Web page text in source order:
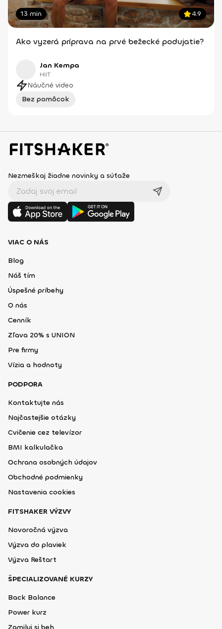
13 min 4.9
Ako vyzerá príprava na prvé bežecké podujatie?
Jan Kempa
HIIT
Náučné video
Bez pomôcok
Nezmeškaj žiadne novinky a súťaže
VIAC O NÁS
Blog
Náš tím
Úspešné príbehy
O nás
Cenník
Zľava 20% s UNION
Pre firmy
Vízia a hodnoty
PODPORA
Kontaktujte nás
Najčastejšie otázky
Cvičenie cez televízor
BMI kalkulačka
Ochrana osobných údajov
Obchodné podmienky
Nastavenia cookies
FITSHAKER VÝZVY
Novoročná výzva
Výzva do plaviek
Výzva Reštart
ŠPECIALIZOVANÉ KURZY
Back Balance
Power kurz